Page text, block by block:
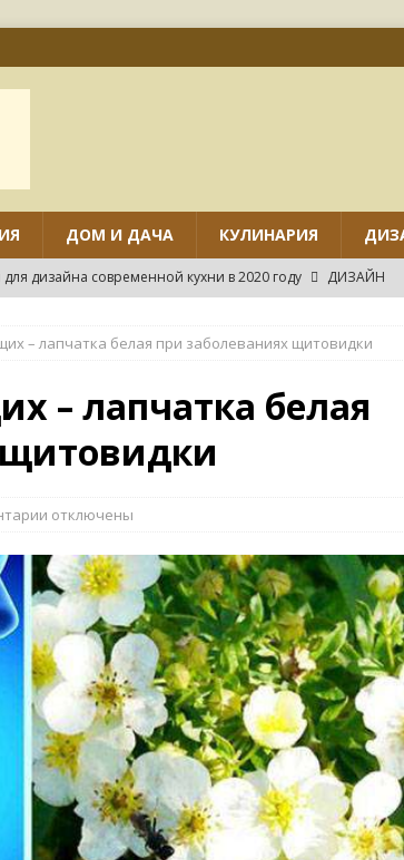
ДОМ И ДАЧА КУЛИНАРИЯ
дизайна современной кухни в 2020 году
ДИЗАЙН
различные виды потолков на кухне своими руками?
дизайна маленькой кухни
– лапчатка белая при заболеваниях щитовидки
– лапчатка белая
отключены